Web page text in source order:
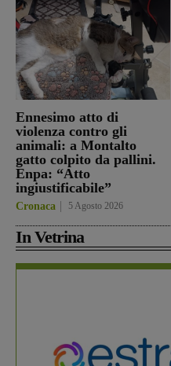
Ennesimo atto di
violenza contro gli
animali: a Montalto
gatto colpito da pallini.
Enpa: “Atto
ingiustificabile”
Cronaca 5 Agosto 2026
In Vetrina